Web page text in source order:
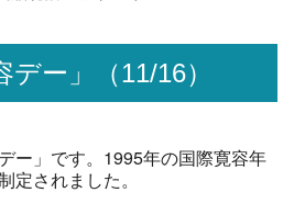
容デー」（11/16）
ー」です。1995年の国際寛容年
定されました。